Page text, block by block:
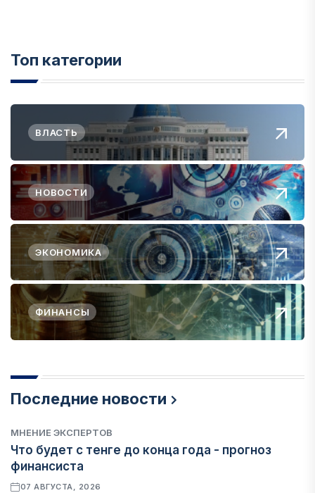
Топ категории
ВЛАСТЬ
НОВОСТИ
ЭКОНОМИКА
ФИНАНСЫ
Последние новости
МНЕНИЕ ЭКСПЕРТОВ
Что будет с тенге до конца года - прогноз
финансиста
07 АВГУСТА, 2026